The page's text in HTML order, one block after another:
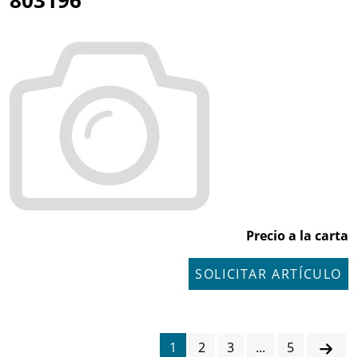
Precio a la carta
SOLICITAR ARTÍCULO
1 2 3 ... 5